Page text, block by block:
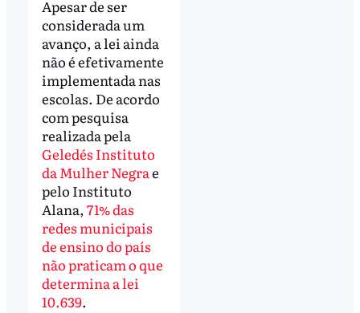
Apesar de ser
considerada um
avanço, a lei ainda
não é efetivamente
implementada nas
escolas. De acordo
com pesquisa
realizada pela
Geledés Instituto
da Mulher Negrae
pelo Instituto
Alana, 71% das
redes municipais
de ensino do país
não praticam o que
determina a lei
10.639.